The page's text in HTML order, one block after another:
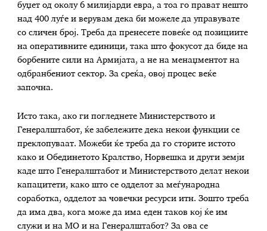
буџет од околу 6 милијарди евра, а тоа го прават нешто
над 400 луѓе и верувам дека би можеле да управувате
со сличен број. Треба да пренесете повеќе од позициите
на оперативните единици, така што фокусот да биде на
борбените сили на Армијата, а не на менаџментот на
одбранбениот сектор. За среќа, овој процес веќе
започна.
Исто така, ако ги погледнете Министерството и
Генералштабот, ќе забележите дека некои функции се
преклопуваат. Можеби ќе треба да го сторите истото
како и Обединетото Кралство, Норвешка и други земји
каде што Генералштабот и Министерството делат некои
капацитети, како што се одделот за меѓународна
соработка, одделот за човечки ресурси итн. Зошто треба
да има два, кога може да има еден таков кој ќе им
служи и на МО и на Генералштабот? За ова се